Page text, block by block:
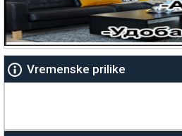
Vremenske prilike